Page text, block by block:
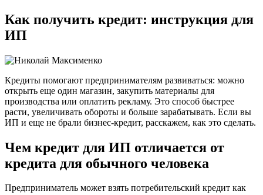
Как получить кредит: инструкция для
ИП
Кредиты помогают предпринимателям развиваться: можно
открыть еще один магазин, закупить материалы для
производства или оплатить рекламу. Это способ быстрее
расти, увеличивать обороты и больше зарабатывать. Если вы
ИП и еще не брали бизнес-кредит, расскажем, как это сделать.
Чем кредит для ИП отличается от
кредита для обычного человека
Предприниматель может взять потребительский кредит как